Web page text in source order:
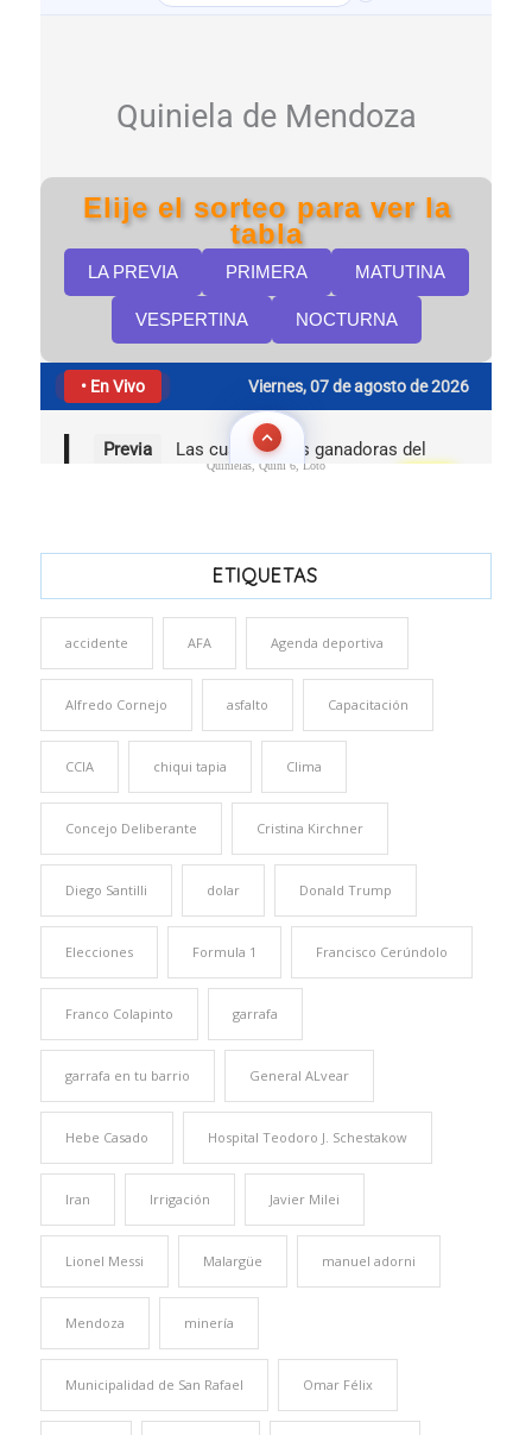
Quinielas, Quini 6, Loto
ETIQUETAS
accidente AFA Agenda deportiva
Alfredo Cornejo asfalto Capacitación
CCIA chiqui tapia Clima
Concejo Deliberante Cristina Kirchner
Diego Santilli dolar Donald Trump
Elecciones Formula 1 Francisco Cerúndolo
Franco Colapinto garrafa
garrafa en tu barrio General ALvear
Hebe Casado Hospital Teodoro J. Schestakow
Iran Irrigación Javier Milei
Lionel Messi Malargüe manuel adorni
Mendoza minería
Municipalidad de San Rafael Omar Félix